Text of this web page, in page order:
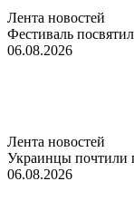
Лента новостей
Фестиваль
06.08.2026
Лента новостей
Украинцы почтили
06.08.2026